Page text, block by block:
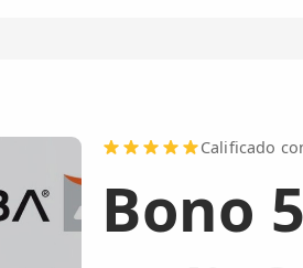
Calificado
Bono